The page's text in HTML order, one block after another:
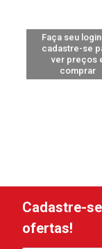
Faça seu
cadastre-se
ver preços
comprar
Cadastre-
ofertas!